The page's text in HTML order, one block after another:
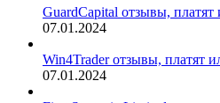
GuardCapital отзывы, платят
07.01.2024
Win4Trader отзывы, платят
07.01.2024